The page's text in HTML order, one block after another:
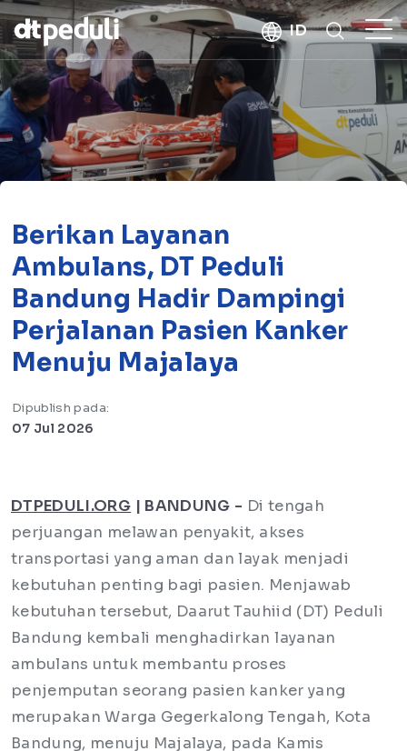
CARI
kebaikan
ID
Berikan Layanan
Ambulans, DT Peduli
Bandung Hadir Dampingi
Perjalanan Pasien Kanker
Menuju Majalaya
Dipublish pada:
07 Jul 2026
DTPEDULI.ORG | BANDUNG - Di tengah
perjuangan melawan penyakit, akses
transportasi yang aman dan layak menjadi
kebutuhan penting bagi pasien. Menjawab
kebutuhan tersebut, Daarut Tauhiid (DT) Peduli
Bandung kembali menghadirkan layanan
ambulans untuk membantu proses
penjemputan seorang pasien kanker yang
merupakan Warga Gegerkalong Tengah, Kota
Bandung, menuju Majalaya, pada Kamis